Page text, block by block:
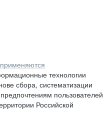
применяются
технологии
сбора, систематизации
пользователей
Российской